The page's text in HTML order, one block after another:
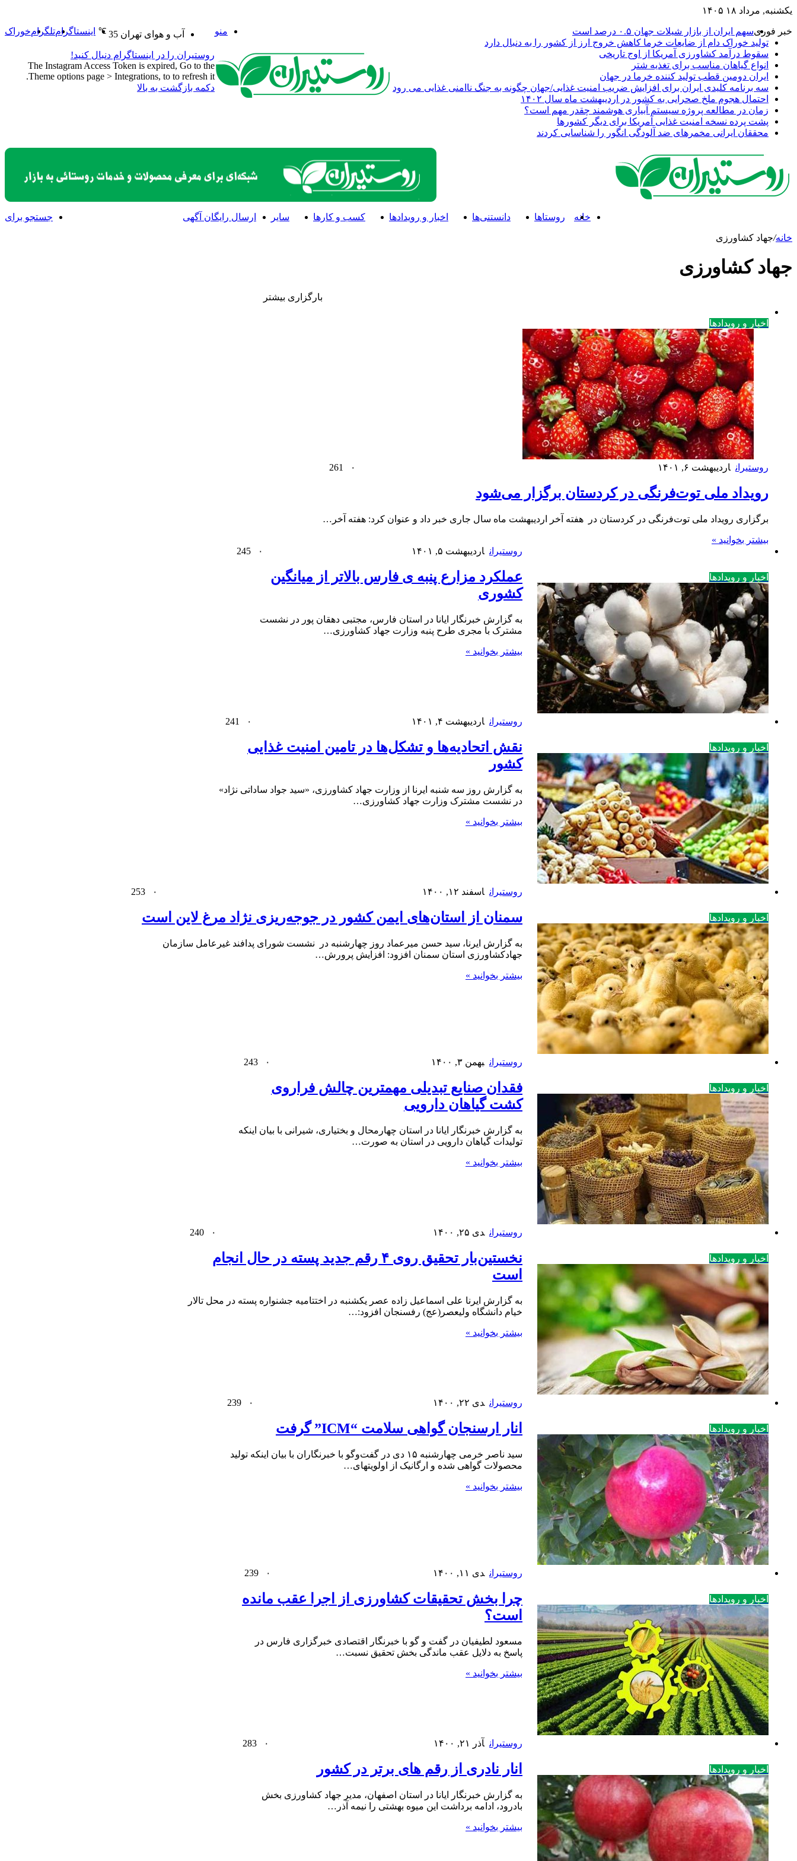
یکشنبه, مرداد ۱۸ ۱۴۰۵
خبر فوریسهم ایران از بازار شیلات جهان ۰.۵ درصد است
تولید خوراک دام از ضایعات خرما کاهش خروج ارز از کشور را به دنبال دارد
سقوط درآمد کشاورزی آمریکا از اوج تاریخی
انواع گیاهان مناسب برای تغذیه شتر
ایران دومین قطب تولید کننده خرما در جهان
سه برنامه کلیدی ایران برای افزایش ضریب امنیت غذایی/جهان چگونه به جنگ ناامنی غذایی می رود
احتمال هجوم ملخ صحرایی به کشور در اردیبهشت ماه سال ۱۴۰۲
زمان در مطالعه پروژه سیستم آبیاری هوشمند چقدر مهم است؟
پشت پرده نسخه امنیت غذایی آمریکا برای دیگر کشورها
محققان ایرانی مخمرهای ضد آلودگی انگور را شناسایی کردند
خوراکتلگراماینستاگرام آب و هوای تهران 35
℃ منو
خانه روستاها دانستنی‌ها اخبار و رویدادها کسب و کارها سایر ارسال رایگان آگهی جستجو برای
خانه/جهاد کشاورزی
جهاد کشاورزی
اخبار و رویدادها
روستیران اردیبهشت ۶, ۱۴۰۱ ۰
رویداد ملی توت‌فرنگی در کردستان برگزار می‌شود
برگزاری رویداد ملی توت‌فرنگی در کردستان در هفته آخر اردیبهشت ماه سال جاری خبر داد و عنوان کرد: هفته آخر…
بیشتر بخوانید »
اخبار و رویدادها
روستیران اردیبهشت ۵, ۱۴۰۱ ۰
عملکرد مزارع پنبه ی فارس بالاتر از میانگین
کشوری
به گزارش خبرنگار ایانا در استان فارس، مجتبی دهقان پور در نشست
مشترک با مجری طرح پنبه وزارت جهاد کشاورزی…
بیشتر بخوانید »
اخبار و رویدادها
روستیران اردیبهشت ۴, ۱۴۰۱ ۰
نقش اتحادیه‌ها و تشکل‌ها در تامین امنیت غذایی
کشور
به گزارش روز سه شنبه ایرنا از وزارت جهاد کشاورزی، «سید جواد ساداتی نژاد»
در نشست مشترک وزارت جهاد کشاورزی…
بیشتر بخوانید »
اخبار و رویدادها
روستیران اسفند ۱۲, ۱۴۰۰ ۰
سمنان از استان‌های ایمن کشور در جوجه‌ریزی نژاد مرغ لاین است
به گزارش ایرنا، سید حسن میرعماد روز چهارشنبه در نشست شورای پدافند غیرعامل سازمان
جهادکشاورزی استان سمنان افزود: افزایش پرورش…
بیشتر بخوانید »
اخبار و رویدادها
روستیران بهمن ۳, ۱۴۰۰ ۰
فقدان صنایع تبدیلی مهمترین چالش فراروی
کشت گیاهان دارویی
به گزارش خبرنگار ایانا در استان چهارمحال و بختیاری، شیرانی با بیان اینکه
تولیدات گیاهان دارویی در استان به صورت…
بیشتر بخوانید »
اخبار و رویدادها
روستیران دی ۲۵, ۱۴۰۰ ۰
نخستین‌بار تحقیق روی ۴ رقم جدید پسته در حال انجام
است
به گزارش ایرنا علی اسماعیل زاده عصر یکشنبه در اختتامیه جشنواره پسته در محل تالار
خیام دانشگاه ولیعصر(عج) رفسنجان افزود:…
بیشتر بخوانید »
اخبار و رویدادها
روستیران دی ۲۲, ۱۴۰۰ ۰
انار ارسنجان گواهی سلامت “ICM” گرفت
سید ناصر خرمی چهارشنبه ۱۵ دی در گفت‌وگو با خبرنگاران با بیان اینکه تولید
محصولات گواهی شده و ارگانیک از اولویتهای…
بیشتر بخوانید »
اخبار و رویدادها
روستیران دی ۱۱, ۱۴۰۰ ۰
چرا بخش تحقیقات کشاورزی از اجرا عقب مانده
است؟
مسعود لطیفیان در گفت و گو با خبرنگار اقتصادی خبرگزاری فارس در
پاسخ به دلایل عقب ماندگی بخش تحقیق نسبت…
بیشتر بخوانید »
اخبار و رویدادها
روستیران آذر ۲۱, ۱۴۰۰ ۰
انار نادری از رقم های برتر در کشور
به گزارش خبرنگار ایانا در استان اصفهان، مدیر جهاد کشاورزی بخش
بادرود، ادامه برداشت این میوه بهشتی را نیمه آذر…
بیشتر بخوانید »
بارگزاری بیشتر
روستیران را در اینستاگرام دنبال کنید!
The Instagram Access Token is expired, Go to the
Theme options page > Integrations, to to refresh it.
دکمه بازگشت به بالا